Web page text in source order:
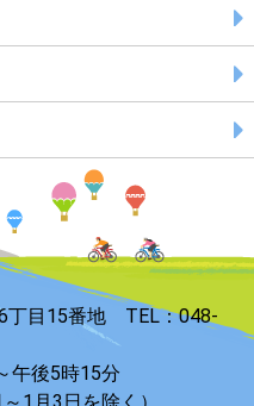
丁目15番地 TEL：048-
午後5時15分